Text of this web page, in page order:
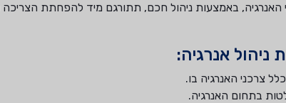
האנרגיה, באמצעות ניהול חכם, תתורגם מיד להפחתת
ניהול אנרגיה:
צרכני האנרגיה בו.
בתחום האנרגיה.